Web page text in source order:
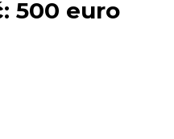
500 euro